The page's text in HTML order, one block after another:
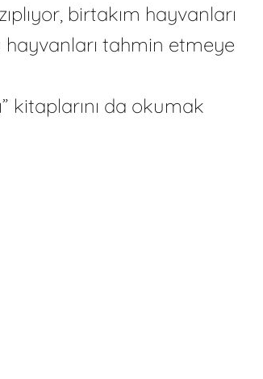
birtakım hayvanları
tahmin etmeye
kitaplarını da okumak